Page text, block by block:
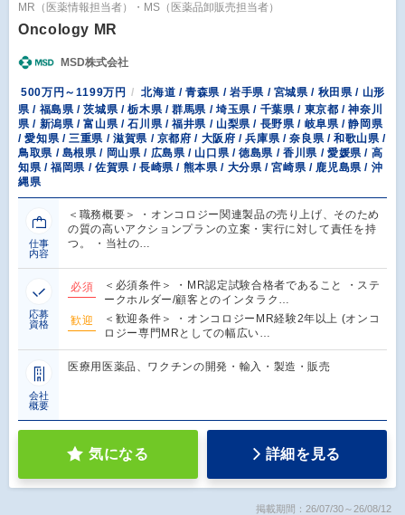
MR（医薬情報担当者）・MS（医薬品卸販売担当者）
Oncology MR
MSD株式会社
500万円～1199万円
北海道 / 青森県 / 岩手県 / 宮城県 / 秋田県 / 山形
県 / 福島県 / 茨城県 / 栃木県 / 群馬県 / 埼玉県 / 千葉県 / 東京都 / 神奈川
県 / 新潟県 / 富山県 / 石川県 / 福井県 / 山梨県 / 長野県 / 岐阜県 / 静岡県
/ 愛知県 / 三重県 / 滋賀県 / 京都府 / 大阪府 / 兵庫県 / 奈良県 / 和歌山県 /
鳥取県 / 島根県 / 岡山県 / 広島県 / 山口県 / 徳島県 / 香川県 / 愛媛県 / 高
知県 / 福岡県 / 佐賀県 / 長崎県 / 熊本県 / 大分県 / 宮崎県 / 鹿児島県 / 沖
縄県
仕事
内容
＜職務概要＞ ・オンコロジー関連製品の売り上げ、そのため
の質の高いアクションプランの立案・実行に対して責任を持
つ。 ・当社の…
応募
資格
必須
＜必須条件＞ ・MR認定試験合格者であること ・ステ
ークホルダー/顧客とのインタラク…
歓迎
＜歓迎条件＞ ・オンコロジーMR経験2年以上 (オンコ
ロジー専門MRとしての幅広い…
会社
概要
医療用医薬品、ワクチンの開発・輸入・製造・販売
気になる 詳細を見る
掲載期間：26/07/30～26/08/12